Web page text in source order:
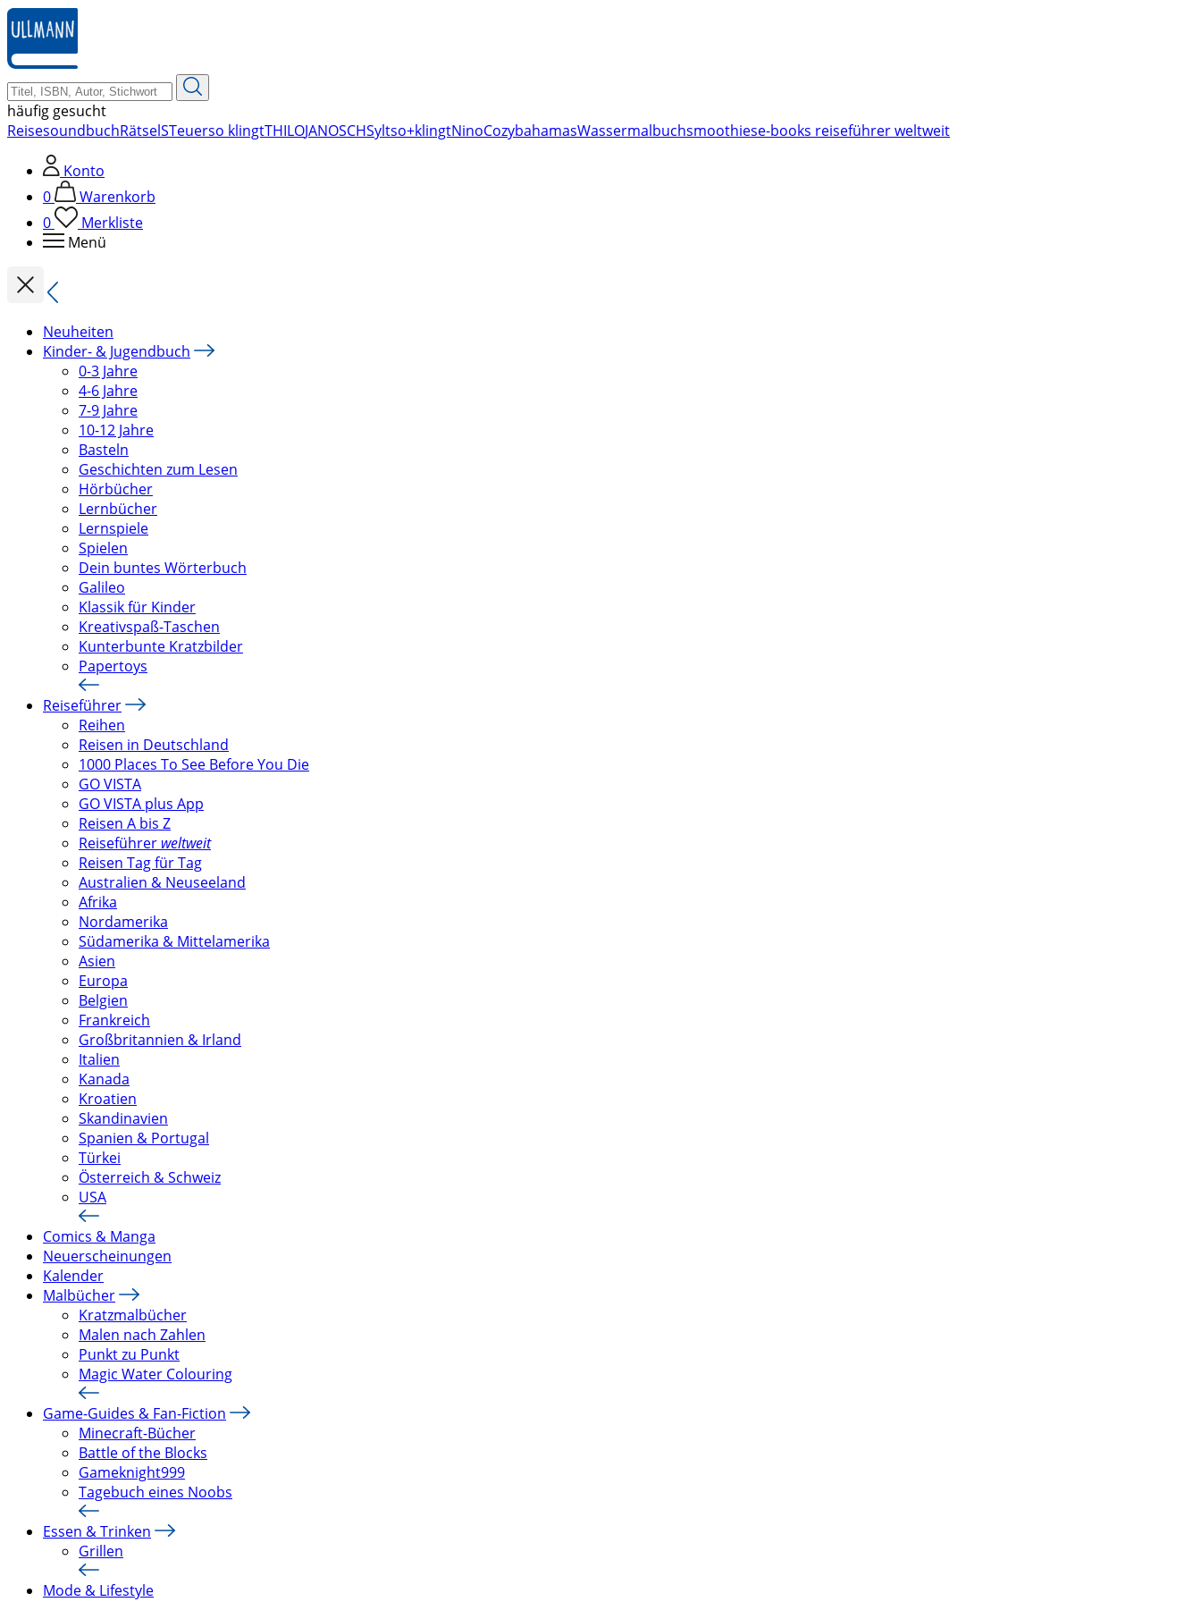
zum
Hauptinhalt
springen
häufig gesucht
ReisesoundbuchRätselSTeuerso klingtTHILOJANOSCHSyltso+klingtNinoCozybahamasWassermalbuchsmoothiese-books reiseführer weltweit
Konto
0
Warenkorb
0
Merkliste
Menü
Neuheiten
Kinder- & Jugendbuch
0-3 Jahre
4-6 Jahre
7-9 Jahre
10-12 Jahre
Basteln
Geschichten zum Lesen
Hörbücher
Lernbücher
Lernspiele
Spielen
Dein buntes Wörterbuch
Galileo
Klassik für Kinder
Kreativspaß-Taschen
Kunterbunte Kratzbilder
Papertoys
Reiseführer
Reihen
Reisen in Deutschland
1000 Places To See Before You Die
GO VISTA
GO VISTA plus App
Reisen A bis Z
Reiseführer weltweit
Reisen Tag für Tag
Australien & Neuseeland
Afrika
Nordamerika
Südamerika & Mittelamerika
Asien
Europa
Belgien
Frankreich
Großbritannien & Irland
Italien
Kanada
Kroatien
Skandinavien
Spanien & Portugal
Türkei
Österreich & Schweiz
USA
Comics & Manga
Neuerscheinungen
Kalender
Malbücher
Kratzmalbücher
Malen nach Zahlen
Punkt zu Punkt
Magic Water Colouring
Game-Guides & Fan-Fiction
Minecraft-Bücher
Battle of the Blocks
Gameknight999
Tagebuch eines Noobs
Essen & Trinken
Grillen
Mode & Lifestyle